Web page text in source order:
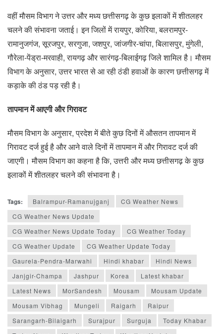
वहीं मौसम विभाग ने उत्तर और मध्य छत्तीसगढ़ के कुछ इलाकों में शीतलहर
चलने की संभावना जताई। इन जिलों में रायपुर, कोरिया, बलरामपुर-
रामानुजगंज, सूरजपुर, सरगुजा, जशपुर, जांजगीर-चांपा, बिलासपुर, मुंगेली,
गौरेला-पेंड्रा-मरवाही, रायगढ़ और सारंगढ़-बिलाईगढ़ जिले शामिल है। मौसम
विभाग के अनुसार, उत्तर भारत से आ रही ठंडी हवाओं के कारण छत्तीसगढ़ में
कड़ाके की ठंड पड़ रही है।
तापमान में आएगी और गिरावट
मौसम विभाग के अनुसार, प्रदेश में बीते कुछ दिनों में औसतन तापमान में
गिरावट दर्ज हुई है और आने वाले दिनों में तापमान में और गिरावट दर्ज की
जाएगी। मौसम विभाग का कहना है कि, उत्तरी और मध्य छत्तीसगढ़ के कुछ
इलाकों में शीतलहर चलने की संभावना है।
Tags: Balrampur-Ramanujganj
CG Weather News
CG Weather News Update
CG Weather News Update Today
CG Weather Today
CG Weather Update
CG Weather Update Today
Gaurela-Pendra-Marwahi
Hindi khabar
Hindi News
Janjgir-Champa
Jashpur Korea
Latest khabar
Latest News
MorSandesh Mousam
Mousam Update
Mousam Vibhag
Mungeli Raigarh
Raipur
Sarangarh-Bilaigarh
Surajpur Surguja
Today Khabar